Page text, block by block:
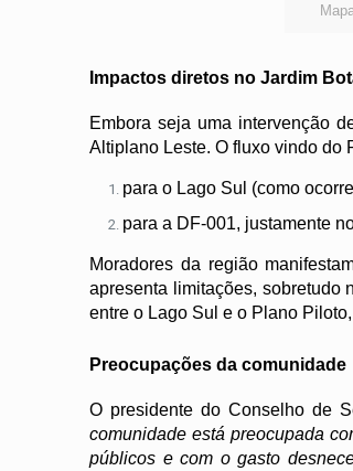
Impactos diretos no Jardim
Embora seja uma intervenção
Altiplano Leste. O fluxo vindo do
para o Lago Sul (como
para a DF-001, justamente
Moradores da região
apresenta limitações, sobretudo
entre o Lago Sul e o Plano
Preocupações da comunidade
O presidente do Conselho de
comunidade está preocupada
públicos e com o gasto